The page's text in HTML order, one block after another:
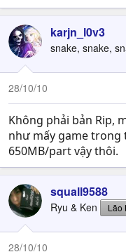
karjn_l0v3
snake, snake,
28/10/10
Không phải bản Rip,
như mấy game trong
650MB/part vậy thôi.
squall9588
Ryu & Ken Lão
28/10/10